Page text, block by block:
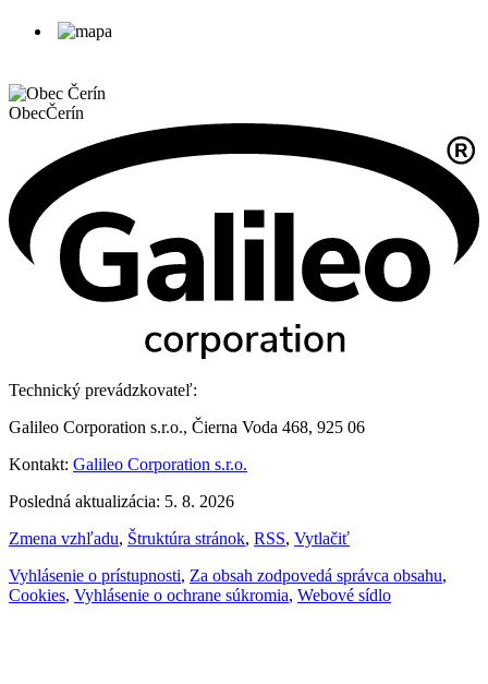
ObecČerín
Technický prevádzkovateľ:
Galileo Corporation s.r.o., Čierna Voda 468, 925 06
Kontakt: Galileo Corporation s.r.o.
Posledná aktualizácia: 5. 8. 2026
Zmena vzhľadu, Štruktúra stránok, RSS, Vytlačiť
Vyhlásenie o prístupnosti, Za obsah zodpovedá správca obsahu,
Cookies, Vyhlásenie o ochrane súkromia, Webové sídlo